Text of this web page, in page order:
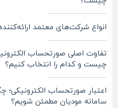
انواع شرکت‌ها‌ی معتمد
تفاوت اصلی صورتحساب
چیست و کدام را انتخاب کنیم؟
اعتبار صورتحساب الکترونیکی؛
سامانه مودیان مطمئن شویم؟